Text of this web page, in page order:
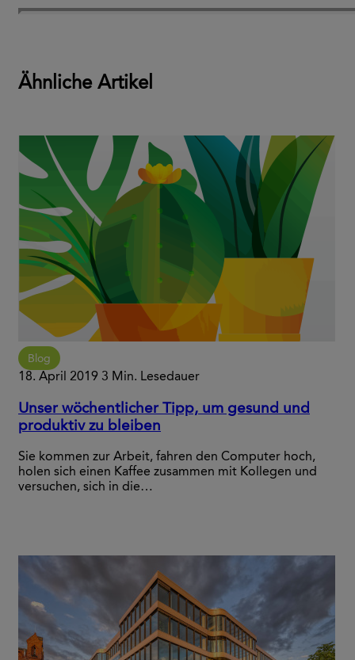
Ähnliche Artikel
Blog
18. April 2019 3 Min. Lesedauer
Unser wöchentlicher Tipp, um gesund und
produktiv zu bleiben
Sie kommen zur Arbeit, fahren den Computer hoch,
holen sich einen Kaffee zusammen mit Kollegen und
versuchen, sich in die…